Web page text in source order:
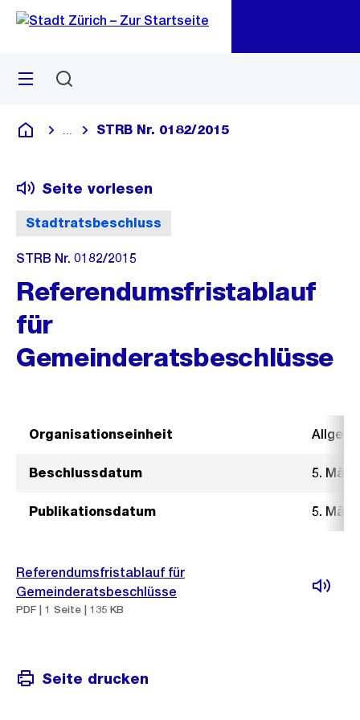
Navigation
Sprunglink
Menü
Deutsch
Blende alle Breadcrumbs ein
STRB Nr. 0182/2015
Stadtratsbeschluss
Seite vorlesen
STRB Nr. 0182/2015
Referendumsfristablauf
für
Gemeinderatsbeschlüsse
Organisationseinheit
Beschlussdatum 5. März
Publikationsdatum 5. März
Referendumsfristablauf für
Gemeinderatsbeschlüsse
PDF | 1 Seite | 135 KB
Seite drucken